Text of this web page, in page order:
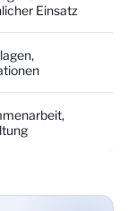
Einsatz